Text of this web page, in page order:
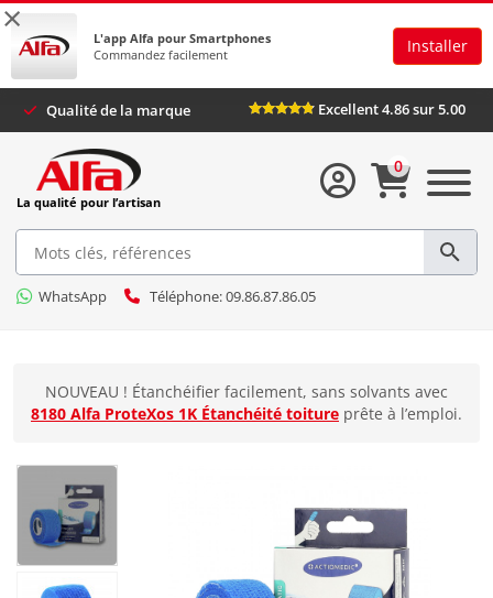
×
L'app Alfa pour Smartphones
Commandez facilement
Installer
Qualité de la marque Excellent 4.86 sur 5.00
La qualité pour l’artisan
WhatsApp Téléphone: 09.86.87.86.05
0
NOUVEAU ! Étanchéifier facilement, sans solvants avec
8180 Alfa ProteXos 1K Étanchéité toiture prête à l’emploi.